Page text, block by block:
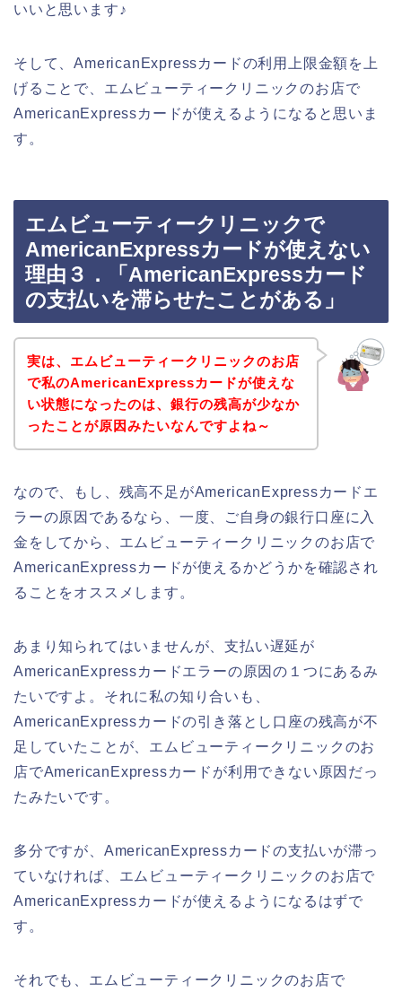
いいと思います♪
そして、AmericanExpressカードの利用上限金額を上
げることで、エムビューティークリニックのお店で
AmericanExpressカードが使えるようになると思いま
す。
エムビューティークリニックで
AmericanExpressカードが使えない
理由３．「AmericanExpressカード
の支払いを滞らせたことがある」
実は、エムビューティークリニックのお店
で私のAmericanExpressカードが使えな
い状態になったのは、銀行の残高が少なか
ったことが原因みたいなんですよね～
なので、もし、残高不足がAmericanExpressカードエ
ラーの原因であるなら、一度、ご自身の銀行口座に入
金をしてから、エムビューティークリニックのお店で
AmericanExpressカードが使えるかどうかを確認され
ることをオススメします。
あまり知られてはいませんが、支払い遅延が
AmericanExpressカードエラーの原因の１つにあるみ
たいですよ。それに私の知り合いも、
AmericanExpressカードの引き落とし口座の残高が不
足していたことが、エムビューティークリニックのお
店でAmericanExpressカードが利用できない原因だっ
たみたいです。
多分ですが、AmericanExpressカードの支払いが滞っ
ていなければ、エムビューティークリニックのお店で
AmericanExpressカードが使えるようになるはずで
す。
それでも、エムビューティークリニックのお店で